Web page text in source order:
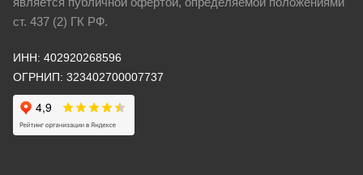
ст. 437 (2) ГК РФ.
ИНН: 402920268596
ОГРНИП: 323402700007737